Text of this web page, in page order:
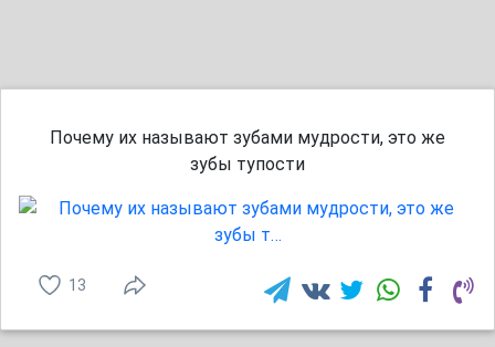
Почему их называют зубами мудрости, это же
зубы тупости
13